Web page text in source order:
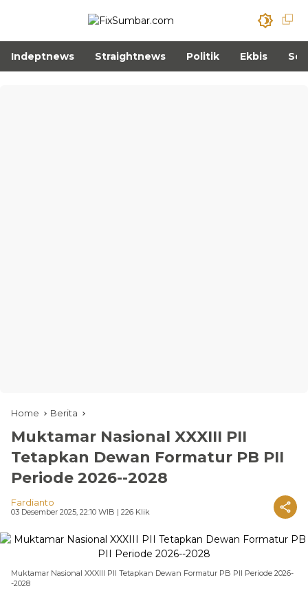
Indeptnews Straightnews Politik Ekbis
Home Berita
Muktamar Nasional XXXIII PII
Tetapkan Dewan Formatur PB PII
Periode 2026--2028
Fardianto
03 Desember 2025, 22:10 WIB | 226 Klik
Muktamar Nasional XXXIII PII Tetapkan Dewan Formatur PB PII Periode 2026-
-2028